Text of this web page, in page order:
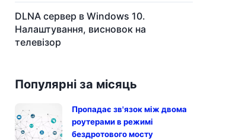
DLNA сервер в Windows 10.
Налаштування, висновок на
телевізор
Популярні за місяць
Пропадає зв'язок між двома
роутерами в режимі
бездротового мосту